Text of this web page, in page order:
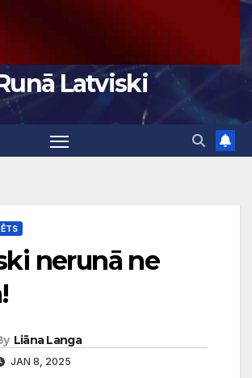
Latviski
nerunā ne
Liāna Langa
JAN 8, 2025